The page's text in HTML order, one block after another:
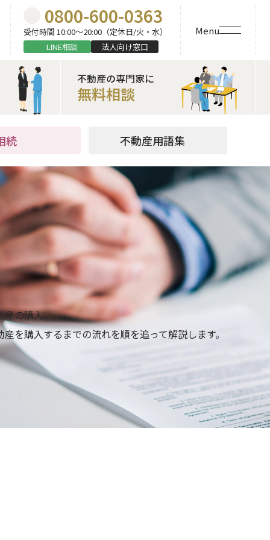
0800-600-0363
受付時間 10:00〜20:00（定休日/火・水）
LINE相談
法人向け窓口
Menu
不動産の専門家に
無料相談
続 不動産用語集
産の購入。
を購入するまでの流れを順を追って解説します。